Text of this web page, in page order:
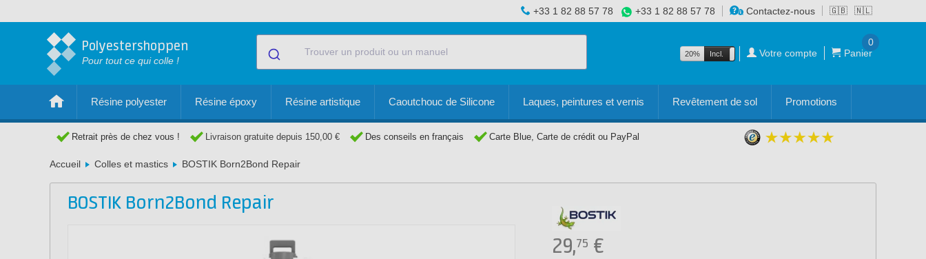
🇬🇧 🇳🇱
+33 1 82 88 57 78 +33 1 82 88 57 78 Contactez-nous
Polyestershoppen
Pour tout ce qui colle !
20% Incl. Excl. Votre compte Panier
0
Résine polyester Résine époxy Résine artistique Caoutchouc de Silicone Laques, peintures et vernis Revêtement de sol Promotions
Retrait près de chez vous ! Livraison gratuite depuis 150,00 € Des conseils en français Carte Blue, Carte de crédit ou PayPal
Accueil Colles et mastics BOSTIK Born2Bond Repair
BOSTIK Born2Bond Repair
29,75 €